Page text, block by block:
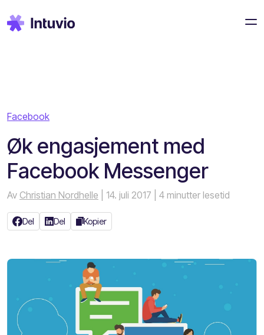
Facebook
Øk engasjement med
Facebook Messenger
Av Christian Nordhelle | 14. juli 2017 | 4 minutter lesetid
Del Del Kopier